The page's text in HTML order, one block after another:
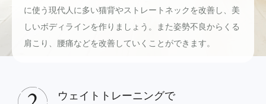
に使う現代人に多い猫背やストレートネックを改善し、美
しいボディラインを作りましょう。また姿勢不良からくる
肩こり、腰痛などを改善していくことができます。
ウェイトトレーニングで